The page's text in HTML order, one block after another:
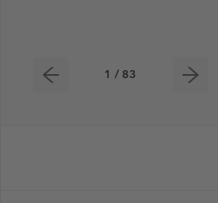
1 / 83